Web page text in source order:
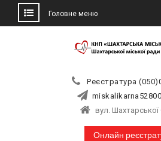
Головне меню
Реєстратура
вул. Шахтарської
Онлайн